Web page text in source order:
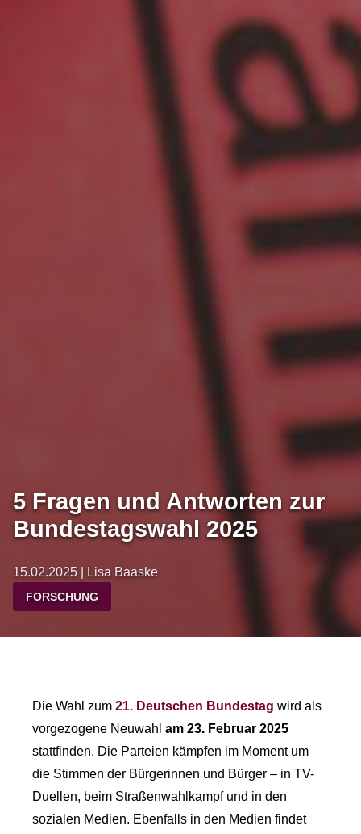
5 Fragen und Antworten zur
Bundestagswahl 2025
15.02.2025 | Lisa Baaske
FORSCHUNG
Die Wahl zum 21. Deutschen Bundestag wird als
vorgezogene Neuwahl am 23. Februar 2025
stattfinden. Die Parteien kämpfen im Moment um
die Stimmen der Bürgerinnen und Bürger – in TV-
Duellen, beim Straßenwahlkampf und in den
sozialen Medien. Ebenfalls in den Medien findet